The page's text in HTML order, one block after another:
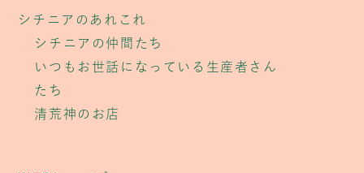
シチニアのあれこれ
シチニアの仲間たち
いつもお世話になっている生産者さん
たち
清荒神のお店